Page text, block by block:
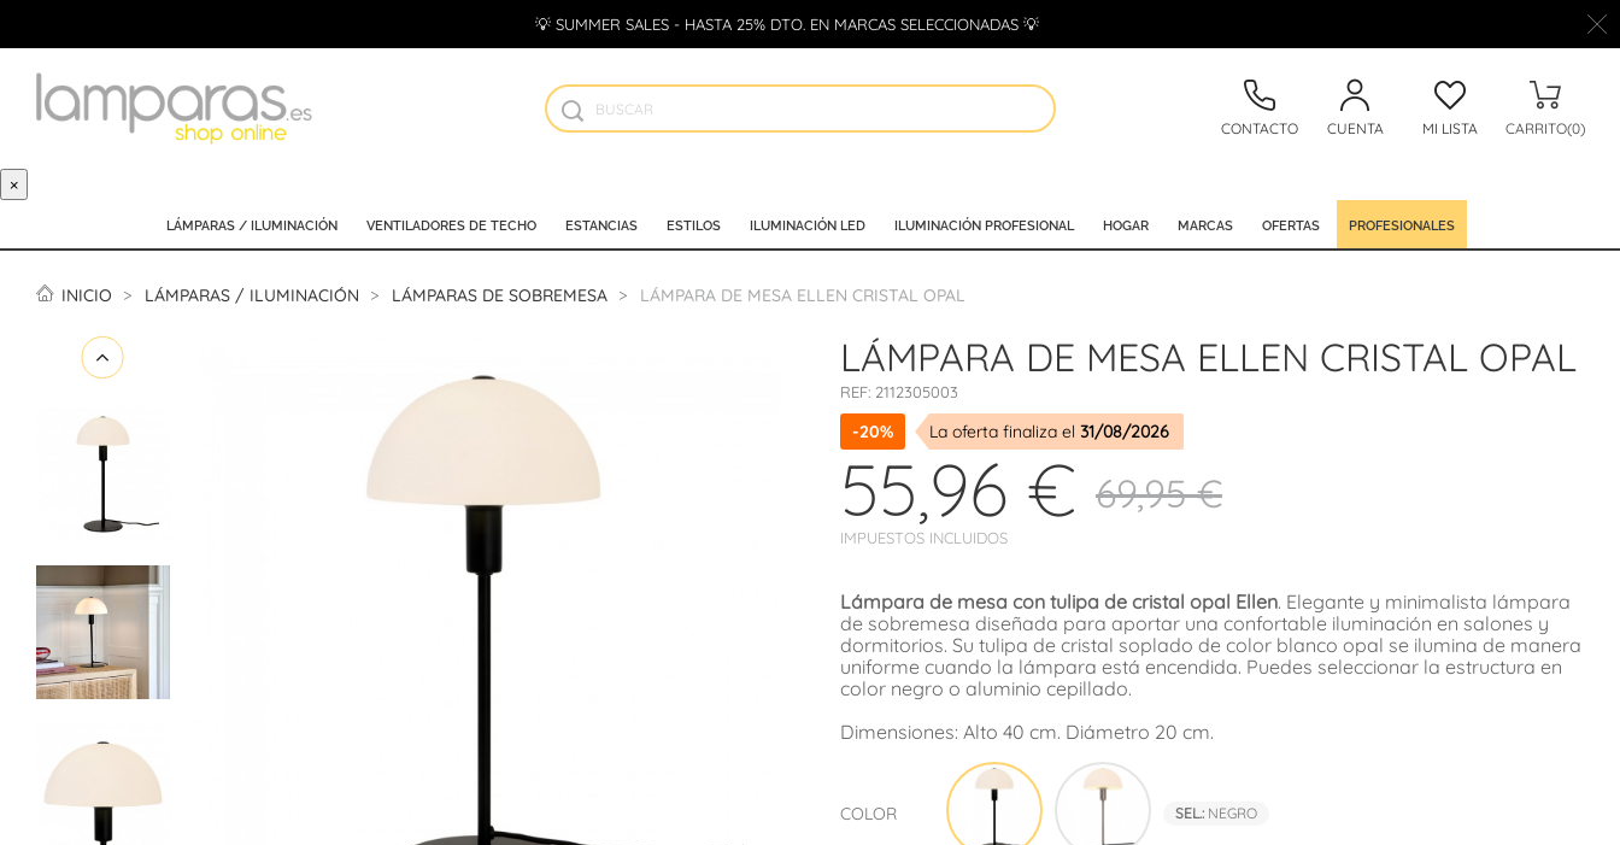
💡 SUMMER SALES - HASTA 25% DTO. EN MARCAS SELECCIONADAS 💡
CONTACTO CUENTA MI LISTA CARRITO(0)
×
LÁMPARAS / ILUMINACIÓN VENTILADORES DE TECHO ESTANCIAS ESTILOS ILUMINACIÓN LED ILUMINACIÓN PROFESIONAL HOGAR MARCAS OFERTAS PROFESIONALES
INICIO LÁMPARAS / ILUMINACIÓN LÁMPARAS DE SOBREMESA LÁMPARA DE MESA ELLEN CRISTAL OPAL
LÁMPARA DE MESA ELLEN CRISTAL OPAL
REF: 2112305003
-20% La oferta finaliza el 31/08/2026
55,96 €
IMPUESTOS INCLUIDOS
69,95 €
Lámpara de mesa con tulipa de cristal opal Ellen. Elegante y minimalista lámpara
de sobremesa diseñada para aportar una confortable iluminación en salones y
dormitorios. Su tulipa de cristal soplado de color blanco opal se ilumina de manera
uniforme cuando la lámpara está encendida. Puedes seleccionar la estructura en
color negro o aluminio cepillado.
Dimensiones: Alto 40 cm. Diámetro 20 cm.
COLOR
Negro
SEL.: NEGRO